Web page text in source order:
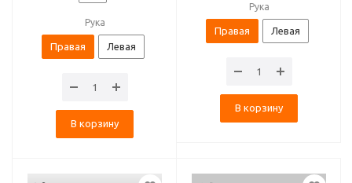
Рука
Правая Левая
В корзину
Рука
Правая Левая
В корзину